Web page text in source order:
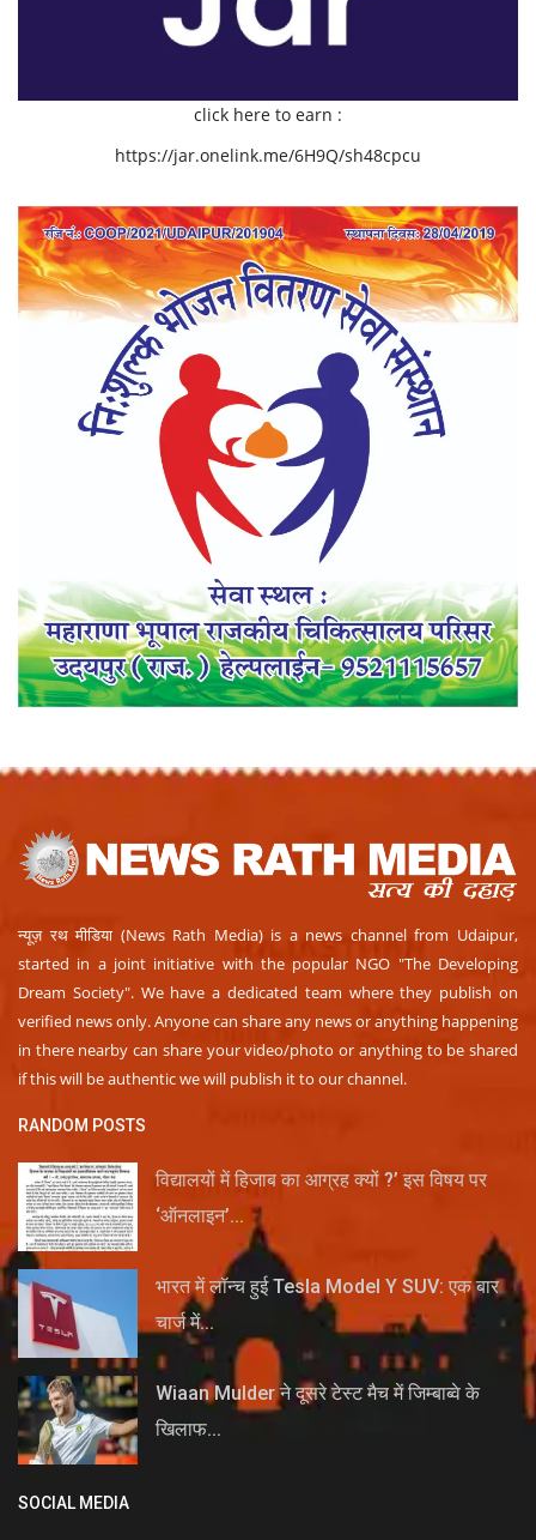
click here to earn :
https://jar.onelink.me/6H9Q/sh48cpcu
न्यूज़ रथ मीडिया (News Rath Media) is a news channel from Udaipur,
started in a joint initiative with the popular NGO "The Developing
Dream Society". We have a dedicated team where they publish on
verified news only. Anyone can share any news or anything happening
in there nearby can share your video/photo or anything to be shared
if this will be authentic we will publish it to our channel.
RANDOM POSTS
विद्यालयों में हिजाब का आग्रह क्यों ?’ इस विषय पर
‘ऑनलाइन’...
भारत में लॉन्च हुई Tesla Model Y SUV: एक बार
चार्ज में...
Wiaan Mulder ने दूसरे टेस्ट मैच में जिम्बाब्वे के
खिलाफ...
SOCIAL MEDIA